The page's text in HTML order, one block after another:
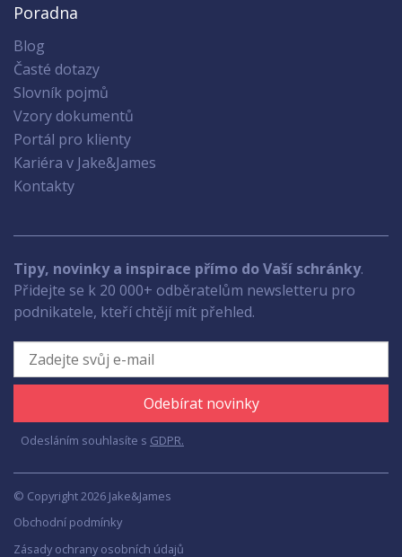
Poradna
Blog
Časté dotazy
Slovník pojmů
Vzory dokumentů
Portál pro klienty
Kariéra v Jake&James
Kontakty
Tipy, novinky a inspirace přímo do Vaší schránky.
Přidejte se k 20 000+ odběratelům newsletteru pro
podnikatele, kteří chtějí mít přehled.
Odebírat novinky
Odesláním souhlasíte s GDPR.
© Copyright 2026 Jake&James
Obchodní podmínky
Zásady ochrany osobních údajů